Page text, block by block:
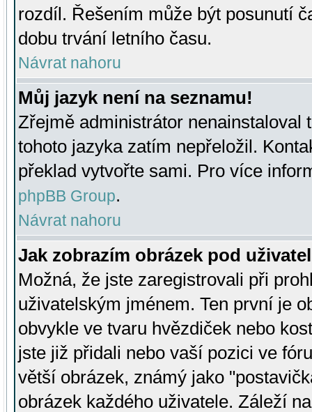
rozdíl. Řešením může být posunutí
dobu trvání letního času.
Návrat nahoru
Můj jazyk není na seznamu!
Zřejmě administrátor nenainstaloval
tohoto jazyka zatím nepřeložil.
překlad vytvořte sami. Pro více
phpBB Group.
Návrat nahoru
Jak zobrazím obrázek pod
Možná, že jste zaregistrovali při
uživatelským jménem. Ten první je
obvykle ve tvaru hvězdiček nebo
jste již přidali nebo vaší pozici ve
větší obrázek, známý jako
obrázek každého uživatele. Záleží